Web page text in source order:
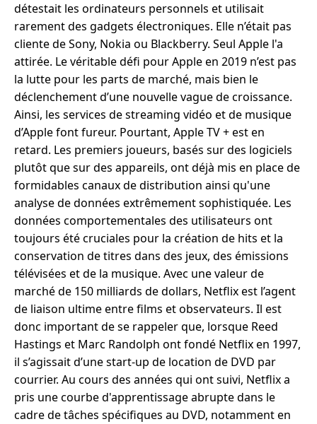
détestait les ordinateurs personnels et utilisait
rarement des gadgets électroniques. Elle n’était pas
cliente de Sony, Nokia ou Blackberry. Seul Apple l'a
attirée. Le véritable défi pour Apple en 2019 n’est pas
la lutte pour les parts de marché, mais bien le
déclenchement d’une nouvelle vague de croissance.
Ainsi, les services de streaming vidéo et de musique
d’Apple font fureur. Pourtant, Apple TV + est en
retard. Les premiers joueurs, basés sur des logiciels
plutôt que sur des appareils, ont déjà mis en place de
formidables canaux de distribution ainsi qu'une
analyse de données extrêmement sophistiquée. Les
données comportementales des utilisateurs ont
toujours été cruciales pour la création de hits et la
conservation de titres dans des jeux, des émissions
télévisées et de la musique. Avec une valeur de
marché de 150 milliards de dollars, Netflix est l’agent
de liaison ultime entre films et observateurs. Il est
donc important de se rappeler que, lorsque Reed
Hastings et Marc Randolph ont fondé Netflix en 1997,
il s’agissait d’une start-up de location de DVD par
courrier. Au cours des années qui ont suivi, Netflix a
pris une courbe d'apprentissage abrupte dans le
cadre de tâches spécifiques au DVD, notamment en